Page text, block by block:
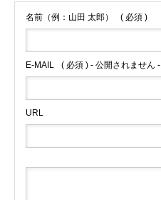
名前（例：山田 太郎） ( 必須 )
E-MAIL ( 必須 ) - 公開されません -
URL